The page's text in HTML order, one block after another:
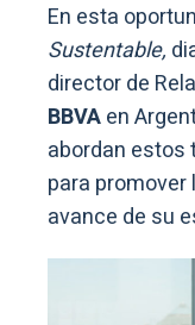
En esta
Sustentable,
director de
BBVAen
abordan estos
para
avance de su